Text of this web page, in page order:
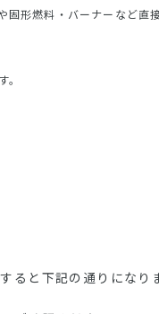
固形燃料・バーナーなど直
ると下記の通りになり